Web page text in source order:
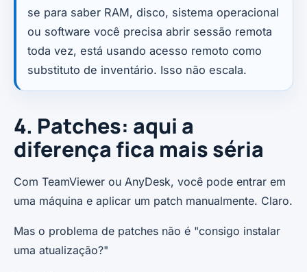
se para saber RAM, disco, sistema operacional
ou software você precisa abrir sessão remota
toda vez, está usando acesso remoto como
substituto de inventário. Isso não escala.
4. Patches: aqui a
diferença fica mais séria
Com TeamViewer ou AnyDesk, você pode entrar em
uma máquina e aplicar um patch manualmente. Claro.
Mas o problema de patches não é "consigo instalar
uma atualização?"